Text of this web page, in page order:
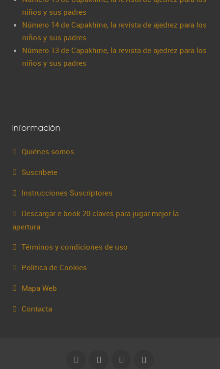
niños y sus padres
Número 14 de Capakhine, la revista de ajedrez para los
niños y sus padres
Número 13 de Capakhine, la revista de ajedrez para los
niños y sus padres
Información
Quiénes somos
Suscríbete
Instrucciones Suscriptores
Descargar e-book 20 claves para jugar mejor la
apertura
Términos y condiciones de uso
Política de Cookies
Mapa Web
Contacta